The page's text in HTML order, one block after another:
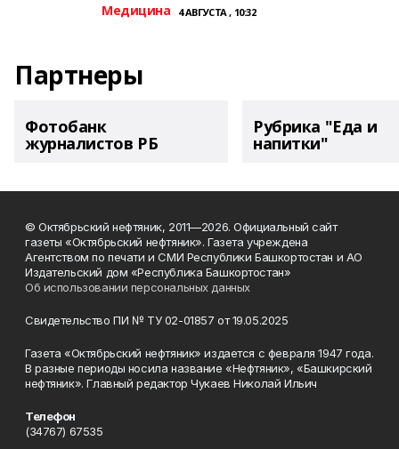
Медицина 4 АВГУСТА , 10:32
Партнеры
Фотобанк
журналистов РБ
Рубрика "Еда и
напитки"
© Октябрьский нефтяник, 2011—2026. Официальный сайт
газеты «Октябрьский нефтяник». Газета учреждена
Агентством по печати и СМИ Республики Башкортостан и АО
Издательский дом «Республика Башкортостан»
Об использовании персональных данных
Свидетельство ПИ № ТУ 02-01857 от 19.05.2025
Газета «Октябрьский нефтяник» издается с февраля 1947 года.
В разные периоды носила название «Нефтяник», «Башкирский
нефтяник». Главный редактор Чукаев Николай Ильич
Телефон
(34767) 67535